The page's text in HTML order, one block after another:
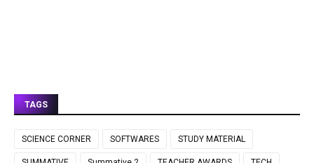
TAGS
SCIENCE CORNER SOFTWARES STUDY MATERIAL